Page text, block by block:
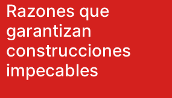
Razones que
garantizan
construcciones
impecables